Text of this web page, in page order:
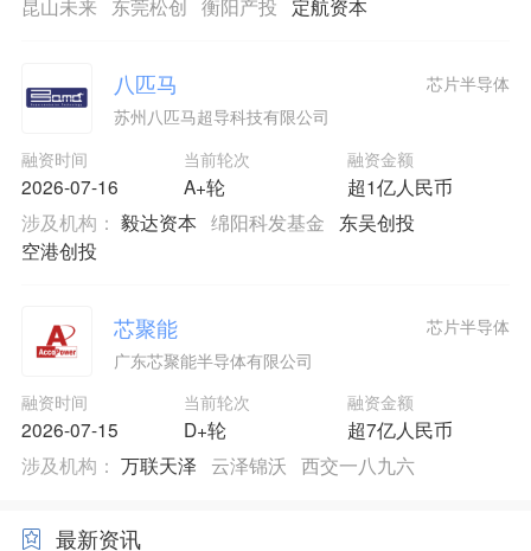
昆山未来 东莞松创 衡阳产投 定航资本
八匹马
苏州八匹马超导科技有限公司
融资时间
2026-07-16
当前轮次
A+轮
融资金额
超1亿人民币
芯片半导体
涉及机构： 毅达资本 绵阳科发基金
东吴创投
空港创投
芯聚能
广东芯聚能半导体有限公司
融资时间
2026-07-15
当前轮次
D+轮
融资金额
超7亿人民币
芯片半导体
涉及机构： 万联天泽 云泽锦沃 西交一八九六
最新资讯